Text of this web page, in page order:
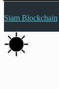
Siam Blockchain